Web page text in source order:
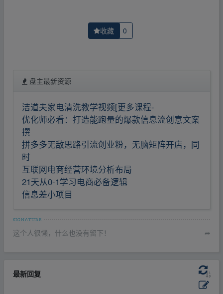
收藏 0
盘主最新资源
洁道夫家电清洗教学视频[更多课程-
优化师必看：打造能跑量的爆款信息流创意文案
撰
拼多多无敌思路引流创业粉，无脑矩阵开店，同
时
互联网电商经营环境分析布局
21天从0-1学习电商必备逻辑
信息差小项目
这个人很懒，什么也没有留下！ ➦
最新回复